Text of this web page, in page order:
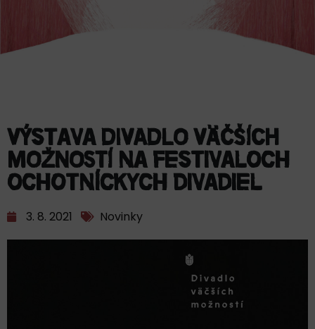
Výstava DIVADLO VÄČŠÍCH
MOŽNOSTÍ na festivaloch
ochotníckych divadiel
3. 8. 2021 Novinky